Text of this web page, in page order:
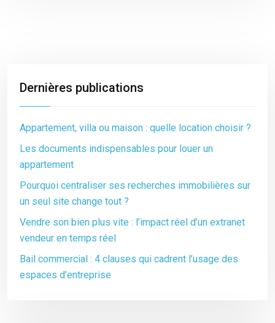
Dernières publications
Appartement, villa ou maison : quelle location choisir ?
Les documents indispensables pour louer un
appartement
Pourquoi centraliser ses recherches immobilières sur
un seul site change tout ?
Vendre son bien plus vite : l’impact réel d’un extranet
vendeur en temps réel
Bail commercial : 4 clauses qui cadrent l’usage des
espaces d’entreprise